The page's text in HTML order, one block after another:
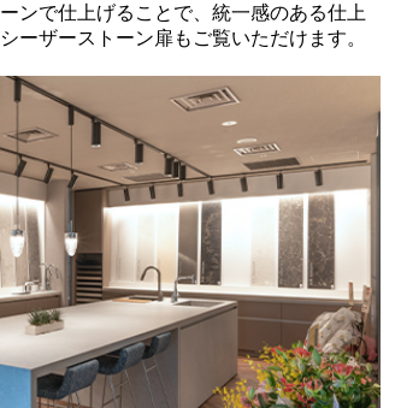
ンで仕上げることで、統一感のある仕上
ーザーストーン扉もご覧いただけます。